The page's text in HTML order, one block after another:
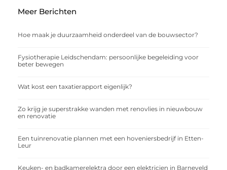
Meer Berichten
Hoe maak je duurzaamheid onderdeel van de bouwsector?
Fysiotherapie Leidschendam: persoonlijke begeleiding voor
beter bewegen
Wat kost een taxatierapport eigenlijk?
Zo krijg je superstrakke wanden met renovlies in nieuwbouw
en renovatie
Een tuinrenovatie plannen met een hoveniersbedrijf in Etten-
Leur
Keuken- en badkamerelektra door een elektricien in Barneveld